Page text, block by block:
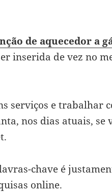
de aquecedor a
inserida de vez no
serviços e trabalhar
nos dias atuais, se
chave é
online.